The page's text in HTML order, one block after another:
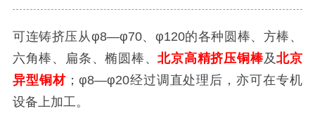
可连铸挤压从φ8—φ70、φ120的各种圆棒、方棒、
六角棒、扁条、椭圆棒、北京高精挤压铜棒及北京
异型铜材；φ8—φ20经过调直处理后，亦可在专机
设备上加工。